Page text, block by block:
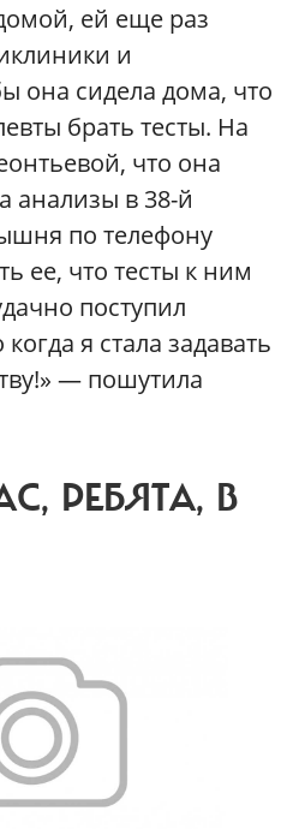
ей еще раз
и
она сидела дома, что
брать тесты. На
что она
анализы в 38-й
по телефону
ее, что тесты к ним
поступил
я стала задавать
— пошутила
РЕБЯТА, В